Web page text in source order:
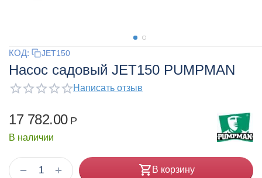
КОД: JET150
Насос садовый JET150 PUMPMAN
Написать отзыв
17 782.00 Р
В наличии
+
− В корзину